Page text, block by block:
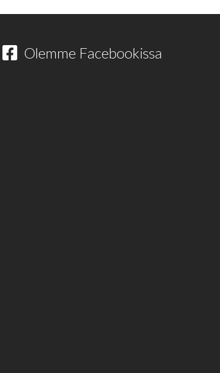
Olemme Facebookissa